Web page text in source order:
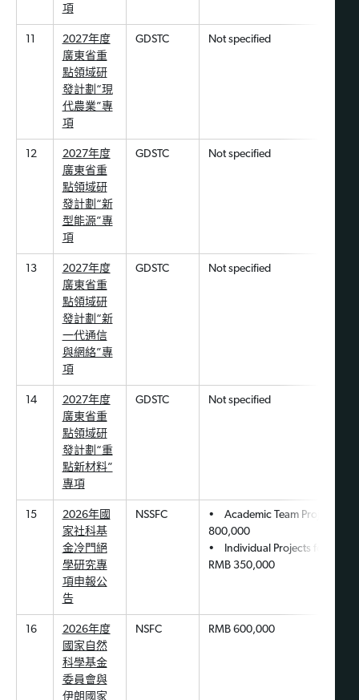
項
11
2027年度
廣東省重
點領域研
發計劃“現
代農業”專
項
GDSTC Not specified
12
2027年度
廣東省重
點領域研
發計劃“新
型能源”專
項
GDSTC Not specified
13
2027年度
廣東省重
點領域研
發計劃“新
一代通信
與網絡”專
項
GDSTC Not specified
14
2027年度
廣東省重
點領域研
發計劃“重
點新材料”
專項
GDSTC Not specified
15
2026年國
家社科基
金冷門絕
學研究專
項申報公
告
NSSFC
• Academic Team Project:
800,000
• Individual Projects for
RMB 350,000
16
2026年度
國家自然
科學基金
委員會與
伊朗國家
NSFC RMB 600,000